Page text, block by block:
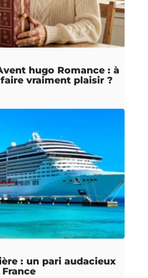
hugo Romance : à
vraiment plaisir ?
: un pari audacieux